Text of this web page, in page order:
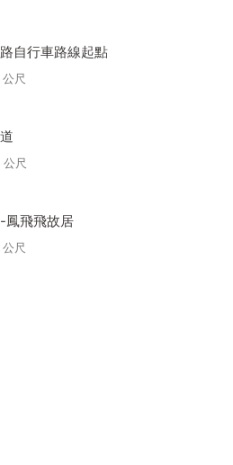
自行車路線起點
尺
尺
鳳飛飛故居
尺